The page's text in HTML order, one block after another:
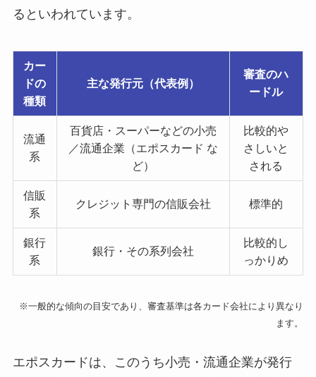
るといわれています。
カー
ドの
種類
主な発行元（代表例）
審査のハ
ードル
流通
系
百貨店・スーパーなどの小売
／流通企業（エポスカード な
ど）
比較的や
さしいと
される
信販
系
クレジット専門の信販会社 標準的
銀行
系
銀行・その系列会社
比較的し
っかりめ
※一般的な傾向の目安であり、審査基準は各カード会社により異なり
ます。
エポスカードは、このうち小売・流通企業が発行